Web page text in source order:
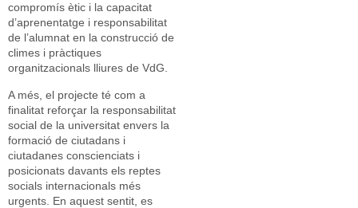
compromís ètic i la capacitat
d’aprenentatge i responsabilitat
de l’alumnat en la construcció de
climes i pràctiques
organitzacionals lliures de VdG.
A més, el projecte té com a
finalitat reforçar la responsabilitat
social de la universitat envers la
formació de ciutadans i
ciutadanes conscienciats i
posicionats davants els reptes
socials internacionals més
urgents. En aquest sentit, es